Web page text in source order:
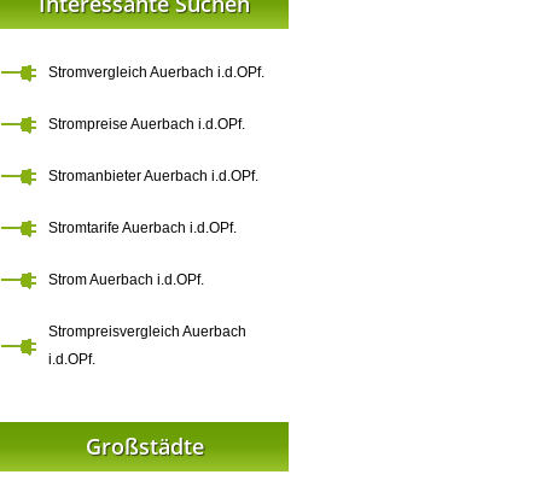
Stromvergleich Auerbach i.d.OPf.
Strompreise Auerbach i.d.OPf.
Stromanbieter Auerbach i.d.OPf.
Stromtarife Auerbach i.d.OPf.
Strom Auerbach i.d.OPf.
Strompreisvergleich Auerbach
i.d.OPf.
Großstädte